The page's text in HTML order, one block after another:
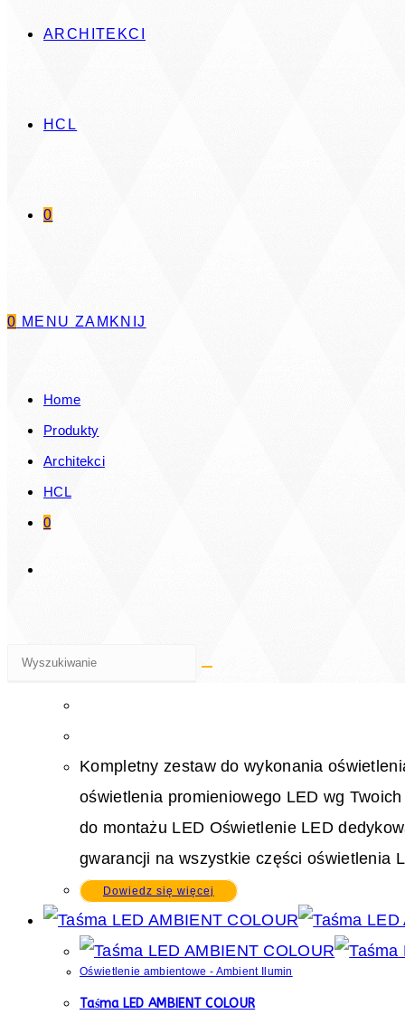
ARCHITEKCI
HCL
0
0 MENU ZAMKNIJ
Home
Produkty
Architekci
HCL
0
Kompletny zestaw do wykonania
ambientowego LED wg Twoich potrzeb
LED Oświetlenie LED dedykowane do
Kompletny zestaw, indywidualnie konfigurowanego
Kompletny zestaw do wykonania
oświetlenia promieniowego LED wg
do montażu LED Oświetlenie LED
gwarancji na wszystkie części oświetlenia
Dowiedz się więcej
Oświetlenie ambientowe - Ambient Ilumin
Taśma LED AMBIENT COLOUR